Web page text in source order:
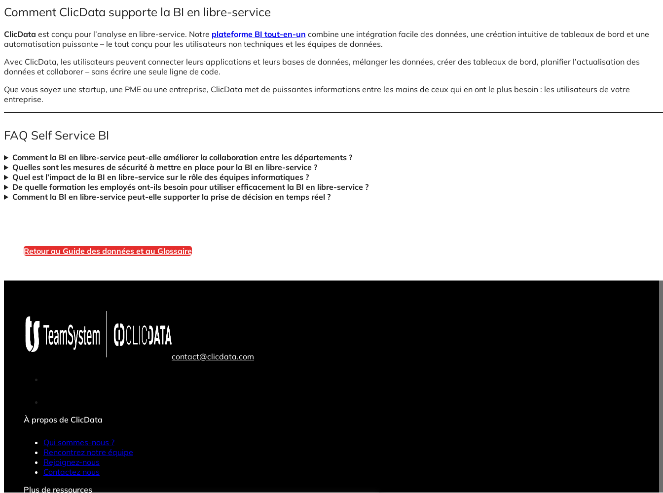
Comment ClicData supporte la BI en libre-service
ClicData est conçu pour l’analyse en libre-service. Notre plateforme BI tout-en-un combine une intégration facile des données, une création intuitive de tableaux de bord et une
automatisation puissante – le tout conçu pour les utilisateurs non techniques et les équipes de données.
Avec ClicData, les utilisateurs peuvent connecter leurs applications et leurs bases de données, mélanger les données, créer des tableaux de bord, planifier l’actualisation des
données et collaborer – sans écrire une seule ligne de code.
Que vous soyez une startup, une PME ou une entreprise, ClicData met de puissantes informations entre les mains de ceux qui en ont le plus besoin : les utilisateurs de votre
entreprise.
FAQ Self Service BI
Comment la BI en libre-service peut-elle améliorer la collaboration entre les départements ?
Quelles sont les mesures de sécurité à mettre en place pour la BI en libre-service ?
Quel est l’impact de la BI en libre-service sur le rôle des équipes informatiques ?
De quelle formation les employés ont-ils besoin pour utiliser efficacement la BI en libre-service ?
Comment la BI en libre-service peut-elle supporter la prise de décision en temps réel ?
Retour au Guide des données et au Glossaire
contact@clicdata.com
À propos de ClicData
Qui sommes-nous ?
Rencontrez notre équipe
Rejoignez-nous
Contactez nous
Plus de ressources